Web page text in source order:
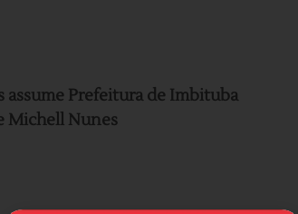
assume Prefeitura de Imbituba
Michell Nunes